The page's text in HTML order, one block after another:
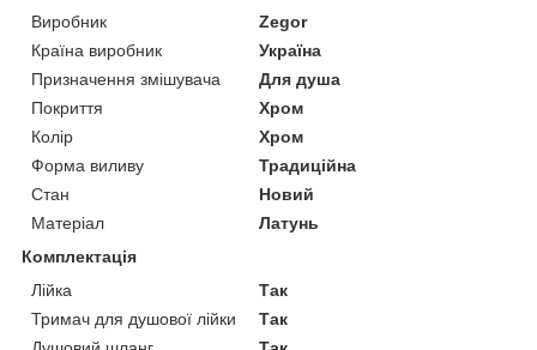
Виробник
Zegor
Країна виробник
Україна
Призначення змішувача
Для душа
Покриття
Хром
Колір
Хром
Форма виливу
Традиційна
Стан
Новий
Матеріал
Латунь
Комплектація
Лійка
Так
Тримач для душової лійки
Так